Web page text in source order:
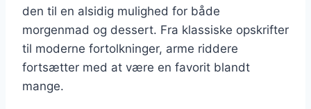
den til en alsidig mulighed for både
morgenmad og dessert. Fra klassiske opskrifter
til moderne fortolkninger, arme riddere
fortsætter med at være en favorit blandt
mange.